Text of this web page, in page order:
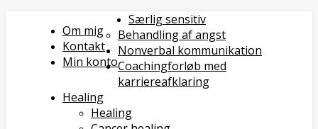
Om mig
Kontakt
Min konto
Særlig sensitiv
Behandling af angst
Nonverbal kommunikation
Coachingforløb med
karriereafklaring
Healing
Healing